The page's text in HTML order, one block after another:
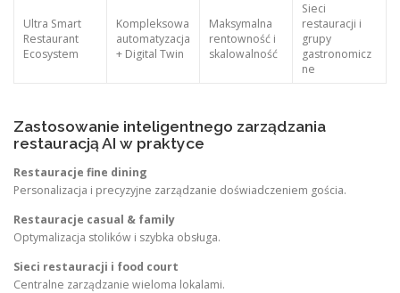
Ultra Smart
Restaurant
Ecosystem
Kompleksowa
automatyzacja
+ Digital Twin
Maksymalna
rentowność i
skalowalność
Sieci
restauracji i
grupy
gastronomicz
ne
Zastosowanie inteligentnego zarządzania
restauracją AI w praktyce
Restauracje fine dining
Personalizacja i precyzyjne zarządzanie doświadczeniem gościa.
Restauracje casual & family
Optymalizacja stolików i szybka obsługa.
Sieci restauracji i food court
Centralne zarządzanie wieloma lokalami.